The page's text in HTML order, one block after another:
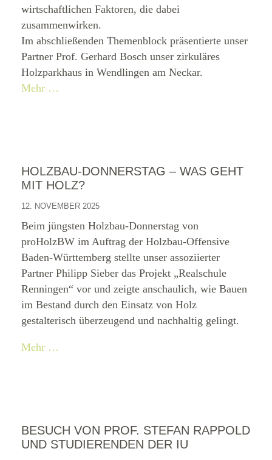
wirtschaftlichen Faktoren, die dabei
zusammenwirken.
Im abschließenden Themenblock präsentierte unser
Partner Prof. Gerhard Bosch unser zirkuläres
Holzparkhaus in Wendlingen am Neckar.
Mehr …
HOLZBAU-DONNERSTAG – WAS GEHT
MIT HOLZ?
12. NOVEMBER 2025
Beim jüngsten Holzbau-Donnerstag von
proHolzBW im Auftrag der Holzbau-Offensive
Baden-Württemberg stellte unser assoziierter
Partner Philipp Sieber das Projekt „Realschule
Renningen“ vor und zeigte anschaulich, wie Bauen
im Bestand durch den Einsatz von Holz
gestalterisch überzeugend und nachhaltig gelingt.
Mehr …
BESUCH VON PROF. STEFAN RAPPOLD
UND STUDIERENDEN DER IU